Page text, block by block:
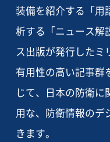
装備を紹介する「用
析する「ニュース解
ス出版が発行したミ
有用性の高い記事群
じて、日本の防衛
用な、防衛情報のデ
きます。